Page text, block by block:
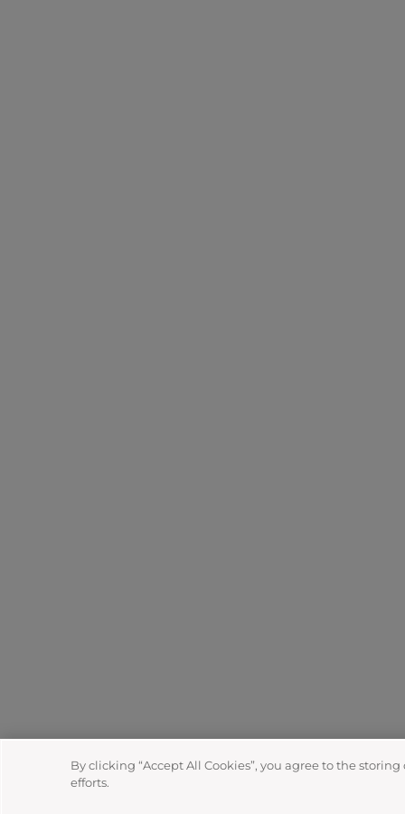
By clicking “Accept All Cookies”, you agree to the
efforts.